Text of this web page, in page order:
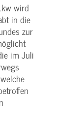
wird
in die
zur
im Juli